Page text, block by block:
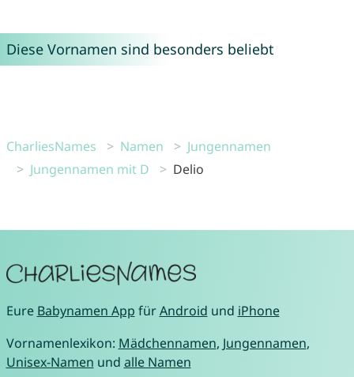
Diese Vornamen sind besonders beliebt
CharliesNames Namen
Jungennamen
Jungennamen mit D
Delio
Eure Babynamen App fürAndroid und iPhone
Vornamenlexikon: Mädchennamen, Jungennamen,
Unisex-Namen und alle Namen